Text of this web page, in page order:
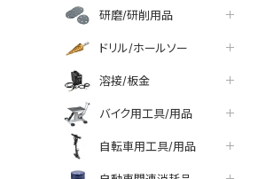
研磨/研削用品
ドリル/ホールソー
溶接/板金
バイク用工具/用品
自転車用工具/用品